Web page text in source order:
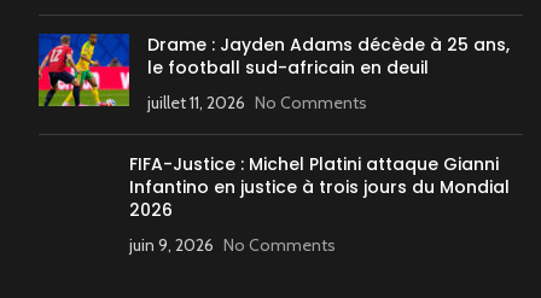
Drame : Jayden Adams décède à 25 ans,
le football sud-africain en deuil
juillet 11, 2026 No Comments
FIFA-Justice : Michel Platini attaque Gianni
Infantino en justice à trois jours du Mondial
2026
juin 9, 2026 No Comments